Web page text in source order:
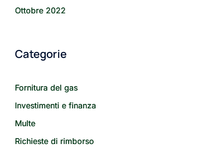
Ottobre 2022
Categorie
Fornitura del gas
Investimenti e finanza
Multe
Richieste di rimborso